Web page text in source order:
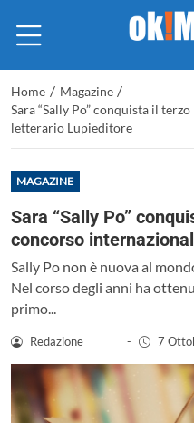
Home / Magazine /
Sara “Sally Po” conquista il
letterario Lupieditore
MAGAZINE
Sara “Sally Po”
concorso
Sally Po non è nuova al
Nel corso degli anni ha
primo...
Redazione - 7